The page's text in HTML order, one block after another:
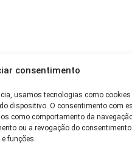
consentimento
usamos tecnologias como cookies
dispositivo. O consentimento com
como comportamento da
ou a revogação do
funções.